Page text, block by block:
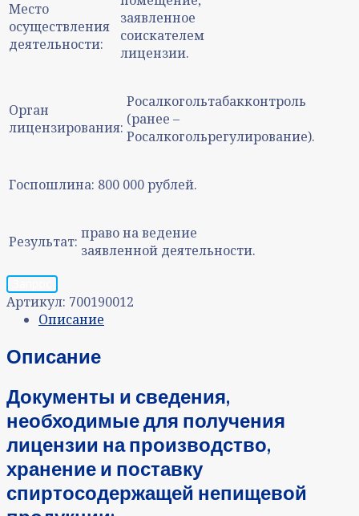
Место
осуществления
деятельности:
заявленное
соискателем
лицензии.
Орган
лицензирования:
Росалкогольтабакконтроль
(ранее –
Росалкогольрегулирование).
Госпошлина: 800 000 рублей.
Результат: право на ведение
заявленной деятельности.
Артикул: 700190012
Описание
Описание
Документы и сведения,
необходимые для получения
лицензии на производство,
хранение и поставку
спиртосодержащей непищевой